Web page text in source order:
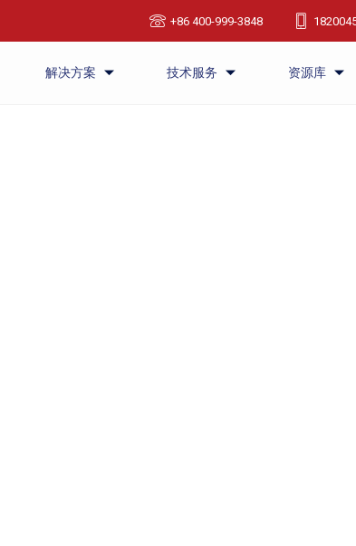
+86 400-999-3848
解决方案 技术服务 资源库